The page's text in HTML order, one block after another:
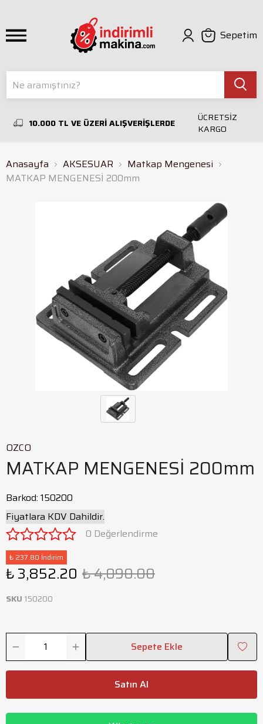
Sepetim
10.000 TL VE ÜZERİ ALIŞVERİŞLERDE
ÜCRETSİZ
KARGO
Anasayfa AKSESUAR
Matkap Mengenesi
MATKAP MENGENESİ 200mm
OZCO
MATKAP MENGENESİ 200mm
Barkod: 150200
Fiyatlara KDV Dahildir.
0 Değerlendirme
₺ 237.80 İndirim
₺ 3,852.20 ₺ 4,090.00
SKU 150200
Sepete Ekle
Satın Al